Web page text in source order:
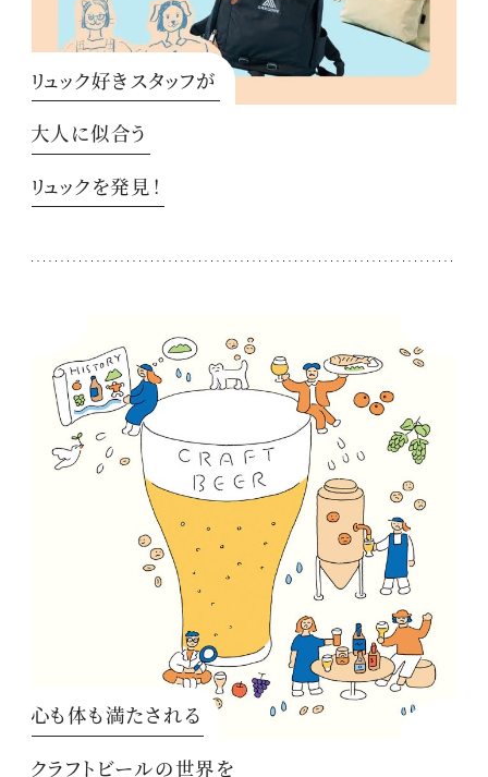
リュック好きスタッフが
大人に似合う
リュックを発見！
心も体も満たされる
クラフトビールの世界を